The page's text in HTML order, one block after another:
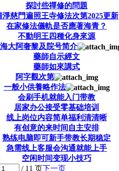
探討些禪修的問題
淨慈門遍照王寺修法次第2025更新
在家修法儀軌是否應著海青？
不動明王四種化身來源
大阿奢黎及院号简介
藥師自示經文
藥師如來講式
阿字觀次第
一般小供養略作法
会刷手机就能入门带教
居家办公接受零基础培训
线上岗位内容简单福利清清晰
有创意的来时间自主安排
熟练电脑即可新手带教长期稳定
急需线上客服会沟通就能上手
空闲时间变现小技巧
/ 11 页下一页